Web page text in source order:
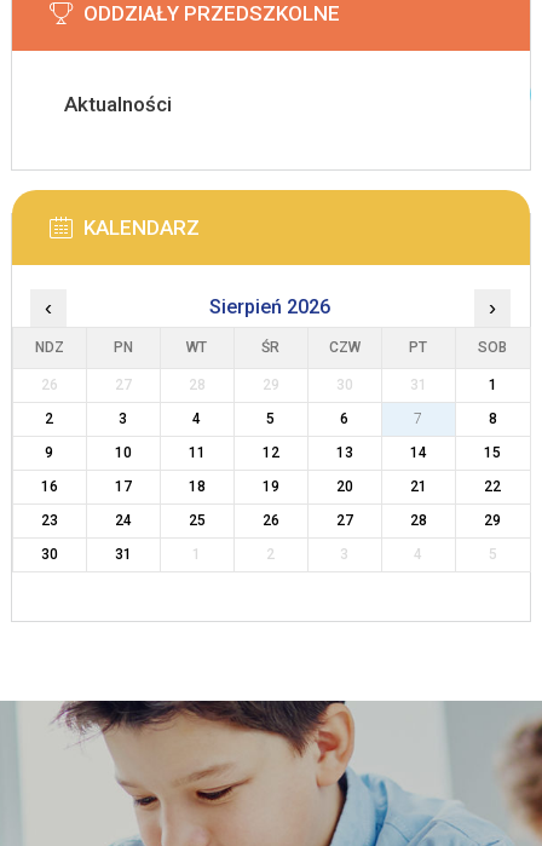
ODDZIAŁY PRZEDSZKOLNE
Aktualności
KALENDARZ
‹ Sierpień 2026 ›
NDZ PN WT ŚR CZW PT SOB
26 27 28 29 30 31
1
2
3 4 5 6 7
8
9
10 11 12 13 14
15
16
17 18 19 20 21
22
23
24 25 26 27 28
29
30
31 1 2 3 4 5